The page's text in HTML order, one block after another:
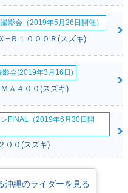
影会（2019年5月26日開催）
−Ｒ１０００Ｒ(スズキ)
影会(2019年3月16日)
Ａ４００(スズキ)
FINAL（2019年6月30日開
００(スズキ)
沖縄のライダーを見る